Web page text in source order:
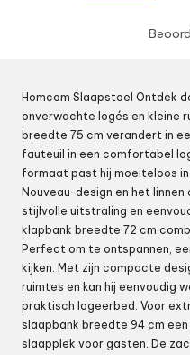
Homcom Slaapstoel Ontdek
onverwachte logés en kleine
breedte 75 cm verandert in
fauteuil in een comfortabel
formaat past hij moeiteloos
Nouveau-design en het
stijlvolle uitstraling en
klapbank breedte 72 cm
Perfect om te ontspannen,
kijken. Met zijn compacte
ruimtes en kan hij eenvoudig
praktisch logeerbed. Voor
slaapbank breedte 94 cm
slaapplek voor gasten. De